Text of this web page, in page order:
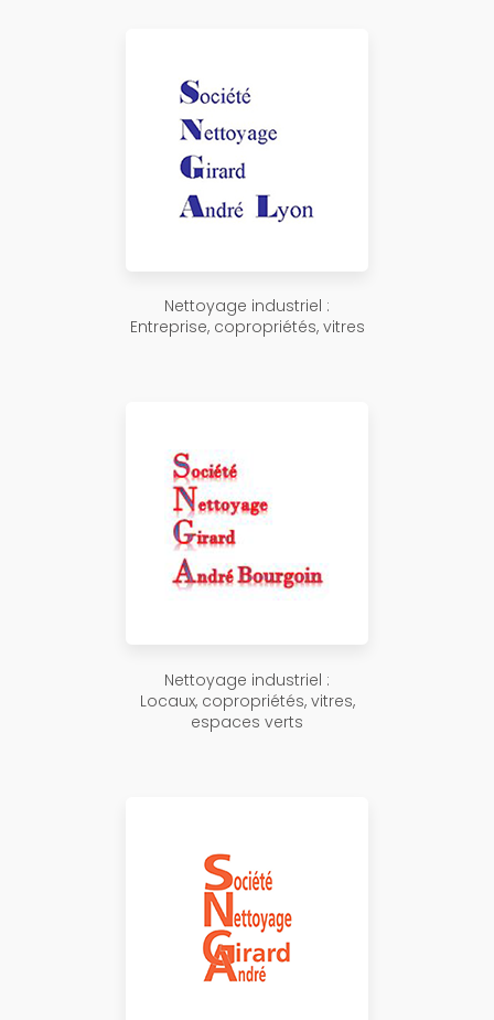
Nettoyage industriel :
Entreprise, copropriétés, vitres
Nettoyage industriel :
Locaux, copropriétés, vitres,
espaces verts